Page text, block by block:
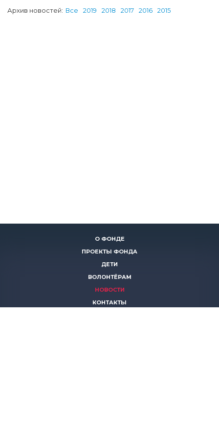
Архив новостей: Все 2019 2018 2017 2016 2015
О ФОНДЕ
ПРОЕКТЫ ФОНДА
ДЕТИ
ВОЛОНТЁРАМ
НОВОСТИ
КОНТАКТЫ